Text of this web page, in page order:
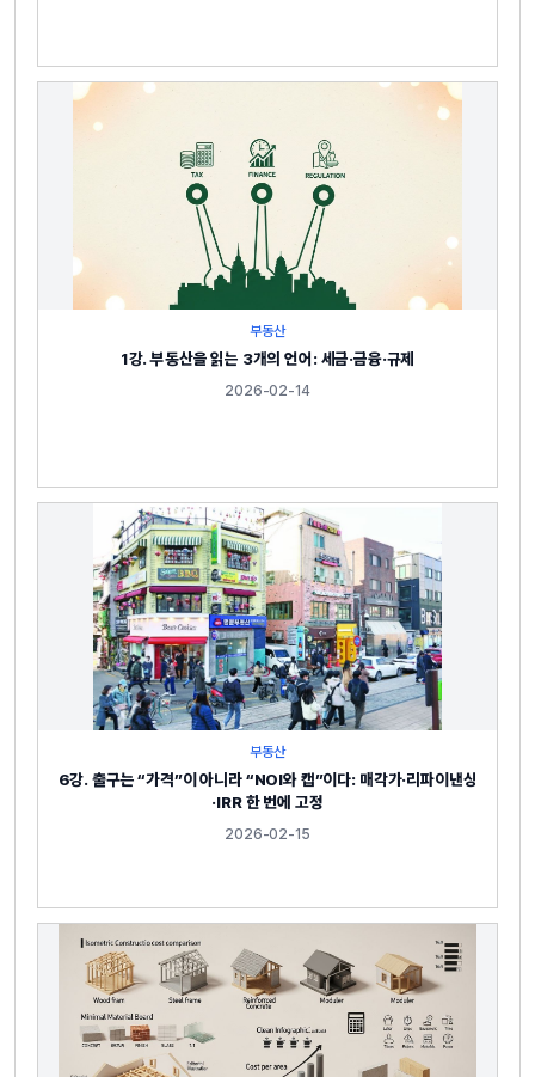
부동산
1강. 부동산을 읽는 3개의 언어: 세금·금융·규제
2026-02-14
부동산
6강. 출구는 “가격”이 아니라 “NOI와 캡”이다: 매각가·리파이낸싱
·IRR 한 번에 고정
2026-02-15